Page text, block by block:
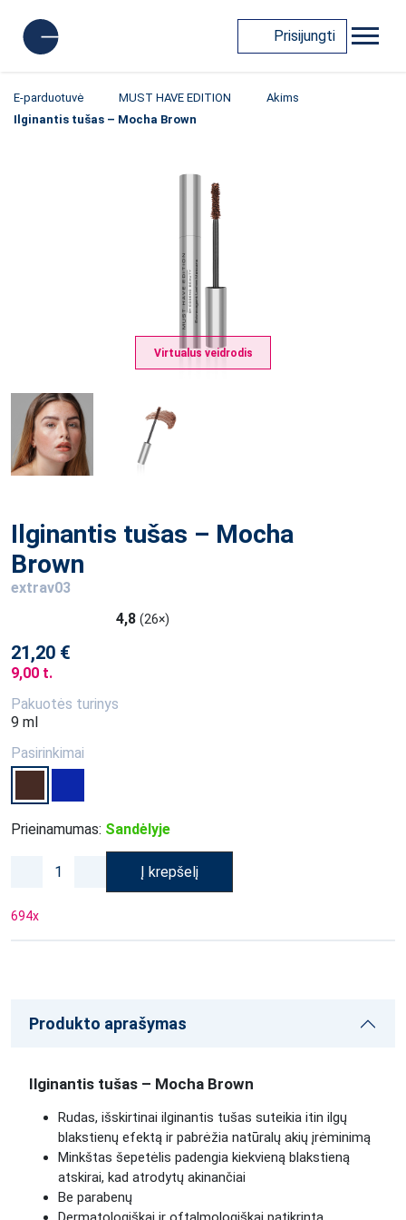
Prisijungti
E-parduotuvė MUST HAVE EDITION
Akims
Ilginantis tušas – Mocha Brown
Virtualus veidrodis
Ilginantis tušas – Mocha
Brown
extrav03
4,8 (26×)
21,20 €
9,00 t.
Pakuotės turinys
9 ml
Pasirinkimai
Prieinamumas: Sandėlyje
Į krepšelį
694x
Produkto aprašymas
Ilginantis tušas – Mocha Brown
Rudas, išskirtinai ilginantis tušas suteikia itin ilgų
blakstienų efektą ir pabrėžia natūralų akių įrėminimą
Minkštas šepetėlis padengia kiekvieną blakstieną
atskirai, kad atrodytų akinančiai
Be parabenų